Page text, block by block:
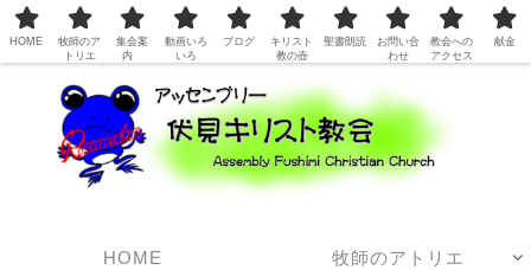
日本アッセンブリーズ・オブ・ゴッド教団
HOME 牧師のアトリエ
HOME
牧師のア
トリエ
集会案
内
動画いろ
いろ
ブログ
キリスト
教の壺
聖書朗読
お問い合
わせ
教会への
アクセス
献金